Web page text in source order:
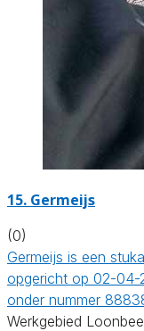
15. Germeijs
(0)
Germeijs is een
opgericht op 02-04-
onder nummer
Werkgebied